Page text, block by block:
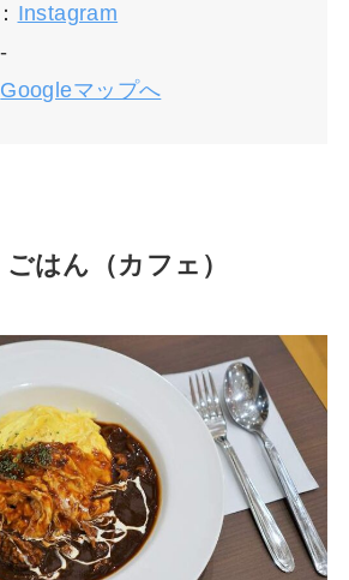
Instagram
Googleマップへ
はん（カフェ）